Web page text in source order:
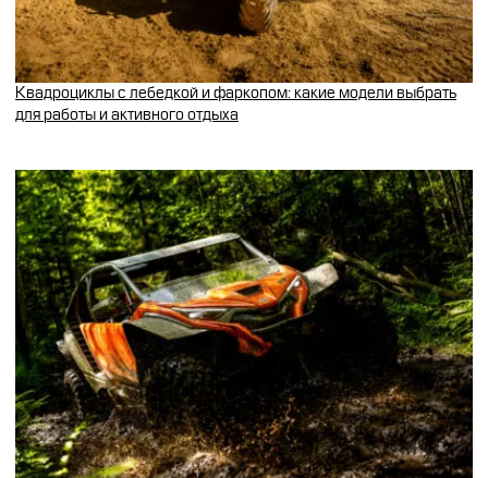
Квадроциклы с лебедкой и фаркопом: какие модели выбрать
для работы и активного отдыха